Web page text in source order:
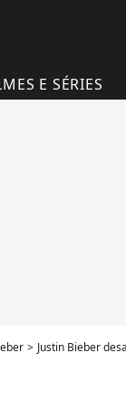
E SÉRIES
Justin Bieber